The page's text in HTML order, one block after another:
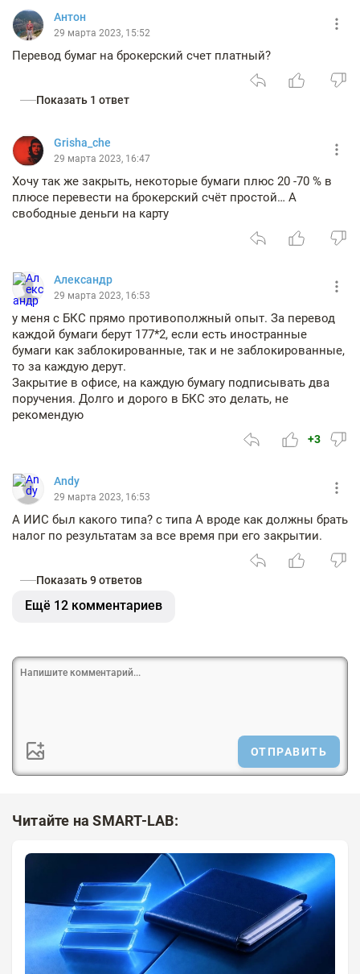
Антон
29 марта 2023, 15:52
Перевод бумаг на брокерский счет платный?
Показать 1 ответ
Grisha_che
29 марта 2023, 16:47
Хочу так же закрыть, некоторые бумаги плюс 20 -70 % в
плюсе перевести на брокерский счёт простой… А
свободные деньги на карту
Александр
29 марта 2023, 16:53
у меня с БКС прямо противополжный опыт. За перевод
каждой бумаги берут 177*2, если есть иностранные
бумаги как заблокированные, так и не заблокированные,
то за каждую дерут.
Закрытие в офисе, на каждую бумагу подписывать два
поручения. Долго и дорого в БКС это делать, не
рекомендую
+3
Andy
29 марта 2023, 16:53
А ИИС был какого типа? с типа А вроде как должны брать
налог по результатам за все время при его закрытии.
Показать 9 ответов
Ещё 12 комментариев
ОТПРАВИТЬ
Читайте на SMART-LAB: